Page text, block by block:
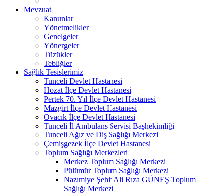
Mevzuat
Kanunlar
Yönetmelikler
Genelgeler
Yönergeler
Tüzükler
Tebliğler
Sağlık Tesislerimiz
Tunceli Devlet Hastanesi
Hozat İlçe Devlet Hastanesi
Pertek 70. Yıl İlçe Devlet Hastanesi
Mazgirt İlçe Devlet Hastanesi
Ovacık İlçe Devlet Hastanesi
Tunceli İl Ambulans Servisi Başhekimliği
Tunceli Ağız ve Diş Sağlığı Merkezi
Çemişgezek İlçe Devlet Hastanesi
Toplum Sağlığı Merkezleri
Merkez Toplum Sağlığı Merkezi
Pülümür Toplum Sağlığı Merkezi
Nazımiye Şehit Ali Rıza GÜNEŞ Toplum
Sağlığı Merkezi